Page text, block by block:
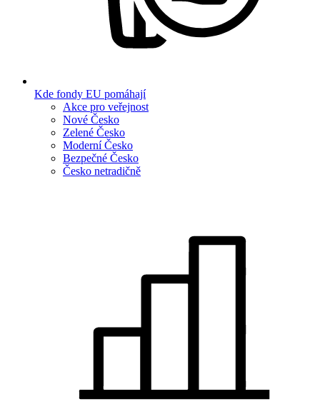
Kde fondy EU pomáhají
Akce pro veřejnost
Nové Česko
Zelené Česko
Moderní Česko
Bezpečné Česko
Česko netradičně